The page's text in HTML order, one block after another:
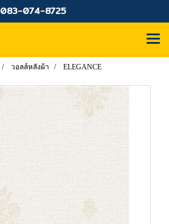
083-074-8725
วอลล์หลังผ้า ELEGANCE